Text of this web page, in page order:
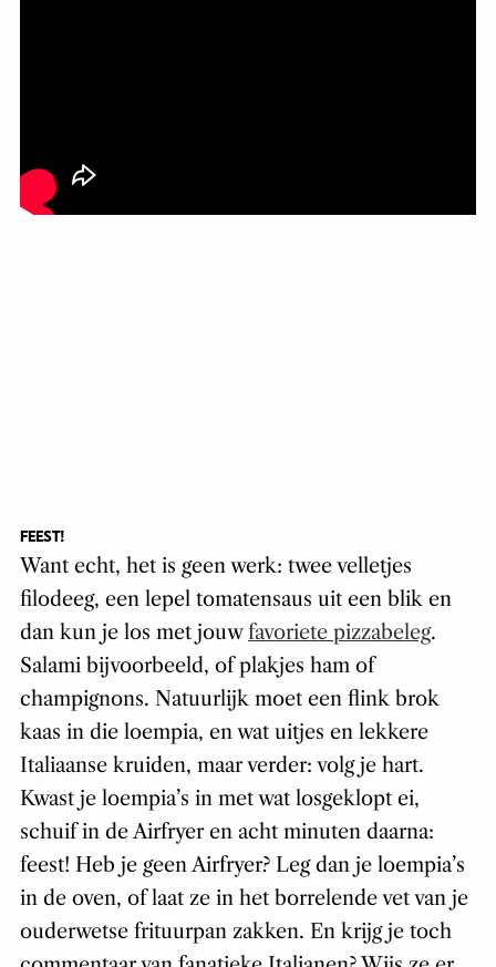
FEEST!
Want echt, het is geen werk: twee velletjes
filodeeg, een lepel tomatensaus uit een blik en
dan kun je los met jouwfavoriete pizzabeleg.
Salami bijvoorbeeld, of plakjes ham of
champignons. Natuurlijk moet een flink brok
kaas in die loempia, en wat uitjes en lekkere
Italiaanse kruiden, maar verder: volg je hart.
Kwast je loempia’s in met wat losgeklopt ei,
schuif in de Airfryer en acht minuten daarna:
feest! Heb je geen Airfryer? Leg dan je loempia’s
in de oven, of laat ze in het borrelende vet van je
ouderwetse frituurpan zakken. En krijg je toch